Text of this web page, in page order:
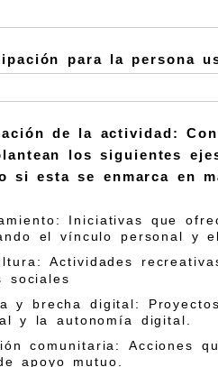
para la persona
fin de clasificar adecuadamente las iniciativas y recursos
en más de uno, indique el que
Iniciativas que
el vínculo personal y
Actividades
sociales
y brecha digital:
y la autonomía digital.
comunitaria: Acciones
apoyo mutuo.